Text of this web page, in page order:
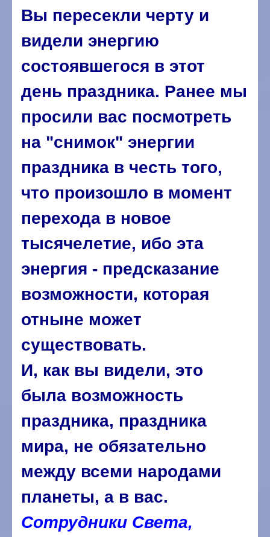
Вы пересекли черту и
видели энергию
состоявшегося в этот
день праздника. Ранее мы
просили вас посмотреть
на "снимок" энергии
праздника в честь того,
что произошло в момент
перехода в новое
тысячелетие, ибо эта
энергия - предсказание
возможности, которая
отныне может
существовать.
И, как вы видели, это
была возможность
праздника, праздника
мира, не обязательно
между всеми народами
планеты, а в вас.
Сотрудники Света,